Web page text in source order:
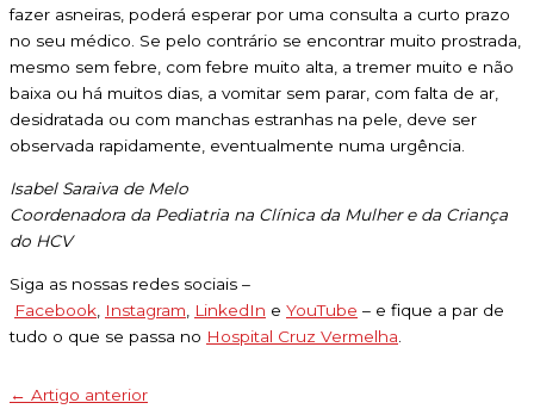
fazer asneiras, poderá esperar por uma consulta a curto prazo
no seu médico. Se pelo contrário se encontrar muito prostrada,
mesmo sem febre, com febre muito alta, a tremer muito e não
baixa ou há muitos dias, a vomitar sem parar, com falta de ar,
desidratada ou com manchas estranhas na pele, deve ser
observada rapidamente, eventualmente numa urgência.
Isabel Saraiva de Melo
Coordenadora da Pediatria na Clínica da Mulher e da Criança
do HCV
Siga as nossas redes sociais –
Facebook Instagram LinkedIn e YouTube – e fique a par de
tudo o que se passa no Hospital Cruz Vermelha
← Artigo anterior